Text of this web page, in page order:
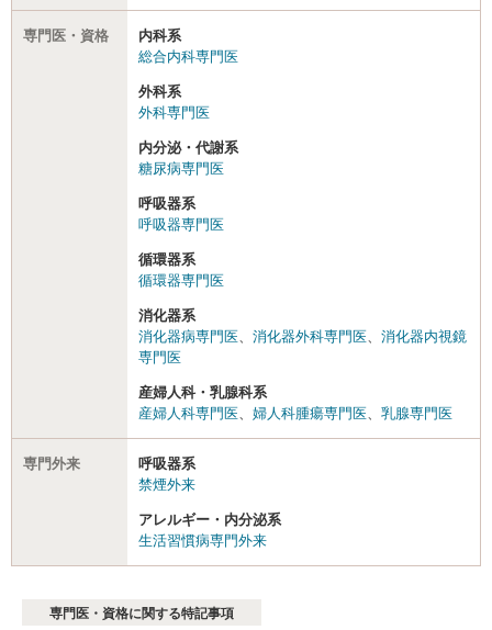
専門医・資格
内科系
総合内科専門医
外科系
外科専門医
内分泌・代謝系
糖尿病専門医
呼吸器系
呼吸器専門医
循環器系
循環器専門医
消化器系
消化器病専門医
消化器外科専門医
消化器内視鏡
専門医
産婦人科・乳腺科系
産婦人科専門医
婦人科腫瘍専門医 乳腺専門医
専門外来
呼吸器系
禁煙外来
アレルギー・内分泌系
生活習慣病専門外来
専門医・資格に関する特記事項